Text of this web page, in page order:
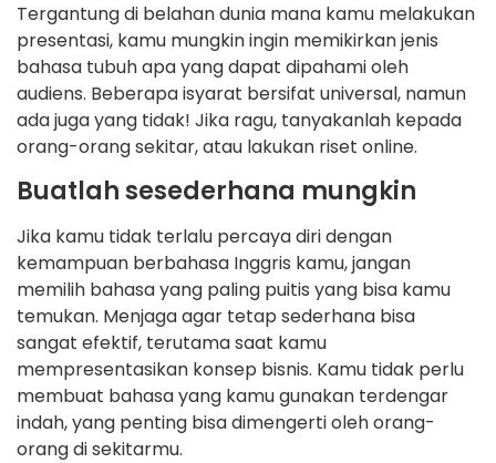
Tergantung di belahan dunia mana kamu melakukan
presentasi, kamu mungkin ingin memikirkan jenis
bahasa tubuh apa yang dapat dipahami oleh
audiens. Beberapa isyarat bersifat universal, namun
ada juga yang tidak! Jika ragu, tanyakanlah kepada
orang-orang sekitar, atau lakukan riset online.
Buatlah sesederhana mungkin
Jika kamu tidak terlalu percaya diri dengan
kemampuan berbahasa Inggris kamu, jangan
memilih bahasa yang paling puitis yang bisa kamu
temukan. Menjaga agar tetap sederhana bisa
sangat efektif, terutama saat kamu
mempresentasikan konsep bisnis. Kamu tidak perlu
membuat bahasa yang kamu gunakan terdengar
indah, yang penting bisa dimengerti oleh orang-
orang di sekitarmu.